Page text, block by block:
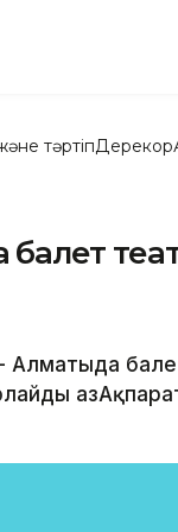
тәртіпДерекқор
балет
Алматыда